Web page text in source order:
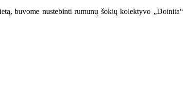
buvome nustebinti rumunų šokių kolektyvo „Doinita“